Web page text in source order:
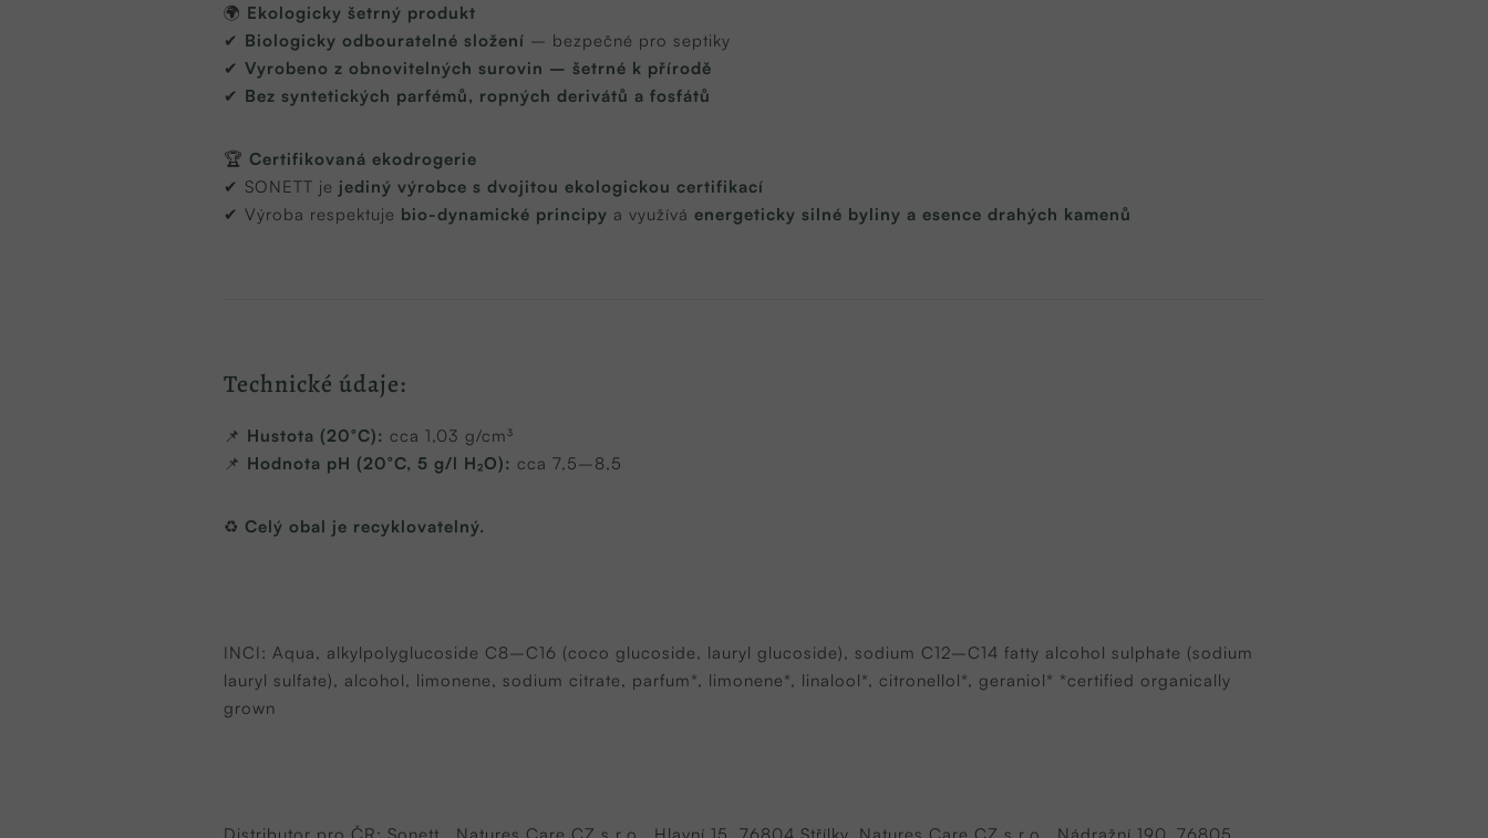
🌍 Ekologicky šetrný produkt
✔ Biologicky odbouratelné složení – bezpečné pro septiky
✔ Vyrobeno z obnovitelných surovin – šetrné k přírodě
✔ Bez syntetických parfémů, ropných derivátů a fosfátů
🏆 Certifikovaná ekodrogerie
✔ SONETT je jediný výrobce s dvojitou ekologickou certifikací
✔ Výroba respektuje bio-dynamické principy a využívá energeticky silné byliny a esence drahých kamenů
Technické údaje:
📌 Hustota (20°C): cca 1,03 g/cm³
📌 Hodnota pH (20°C, 5 g/l H₂O): cca 7,5–8,5
♻ Celý obal je recyklovatelný.
INCI: Aqua, alkylpolyglucoside C8–C16 (coco glucoside, lauryl glucoside), sodium C12–C14 fatty alcohol sulphate (sodium
lauryl sulfate), alcohol, limonene, sodium citrate, parfum*, limonene*, linalool*, citronellol*, geraniol* *certified organically
grown
Distributor pro ČR: Sonett, Natures Care CZ s.r.o., Hlavní 15, 76804 Střílky, Natures Care CZ s.r.o., Nádražní 190, 76805